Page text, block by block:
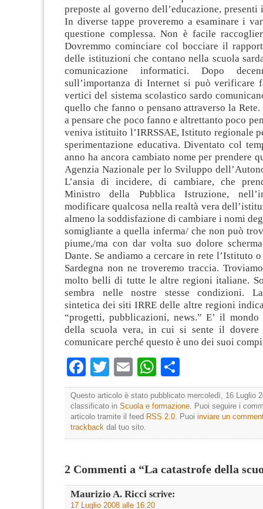
preposte al governo dell’educazione,
In diverse tappe proveremo a esaminare i
questione complessa. Non è facile
Dovremmo cominciare col bocciare il
delle istituzioni che contano nella scuola
comunicazione informatici. Dopo
sull’importanza di Internet si può verificare
vertici del sistema scolastico sardo
quello che fanno o pensano attraverso la
a pensare che poco fanno e altrettanto poco
veniva istituito l’IRRSSAE, Istituto regionale
sperimentazione educativa. Diventato col
anno ha ancora cambiato nome per prendere
Agenzia Nazionale per lo Sviluppo
L’ansia di incidere, di cambiare, che
Ministro della Pubblica Istruzione,
modificare qualcosa nella realtà vera
almeno la soddisfazione di cambiare i nomi
somigliante a quella inferma/ che non può
piume,/ma con dar volta suo dolore
Dante. Se andiamo a cercare in rete l’Istituto
Sardegna non ne troveremo traccia.
molto belli di tutte le altre regioni italiane.
sembra nelle nostre stesse condizioni. La
sintetica dei siti IRRE delle altre regioni
“progetti, pubblicazioni, news.” E’ il
della scuola vera, in cui si sente il
comunicare perché questo è uno dei suoi
Facebook
TwitterEmailWhatsApp
Questo articolo è stato pubblicato mercoledì, 16 Luglio
classificato in Scuola e formazione . Puoi seguire i
articolo tramite il feed RSS 2.0 . Puoi inviare un
trackback dal tuo sito.
2 Commenti a “La catastrofe della
Maurizio A. Ricci scrive:
17 Luglio 2008 alle 16:20